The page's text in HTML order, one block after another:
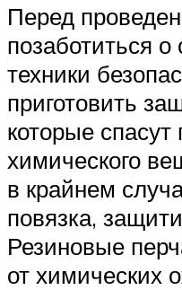
Перед
позаботиться
техники
приготовить
которые спасут
химического
в крайнем
повязка,
Резиновые
от химических